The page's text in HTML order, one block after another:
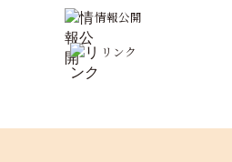
情報公開
リンク